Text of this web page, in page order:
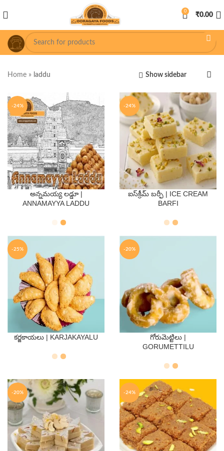
0
₹0.00
Home » laddu Show sidebar
-24%
QTY
అన్నమయ్య లడ్డూ |
ANNAMAYYA LADDU
-24%
QTY
ఐస్‌క్రీమ్ బర్ఫీ | ICE CREAM
BARFI
-25%
QTY
500 Gms
కర్జకాయలు | KARJAKAYALU
-20%
QTY
గోరుమెట్టిలు |
GORUMETTILU
-20% -24%